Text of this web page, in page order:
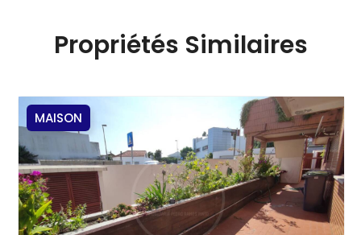
Propriétés Similaires
MAISON